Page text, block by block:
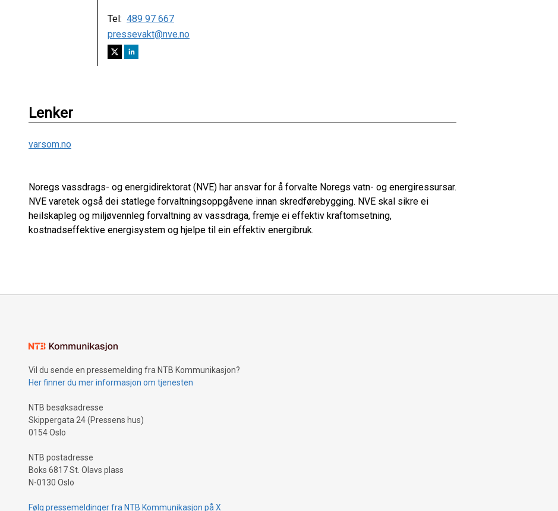
Tel: 489 97 667
pressevakt@nve.no
Lenker
varsom.no
Noregs vassdrags- og energidirektorat (NVE) har ansvar for å forvalte Noregs vatn- og energiressursar.
NVE varetek også dei statlege forvaltningsoppgåvene innan skredførebygging. NVE skal sikre ei
heilskapleg og miljøvennleg forvaltning av vassdraga, fremje ei effektiv kraftomsetning,
kostnadseffektive energisystem og hjelpe til ein effektiv energibruk.
Vil du sende en pressemelding fra NTB Kommunikasjon?
Her finner du mer informasjon om tjenesten
NTB besøksadresse
Skippergata 24 (Pressens hus)
0154 Oslo
NTB postadresse
Boks 6817 St. Olavs plass
N-0130 Oslo
Følg pressemeldinger fra NTB Kommunikasjon på X